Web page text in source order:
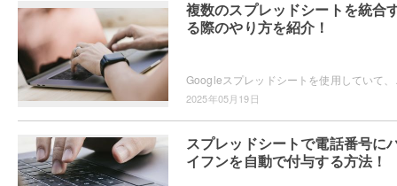
複数のスプレッドシートを統合
る際のやり方を紹介！
2025年05月19日
スプレッドシートで電話番号に
イフンを自動で付与する方法！